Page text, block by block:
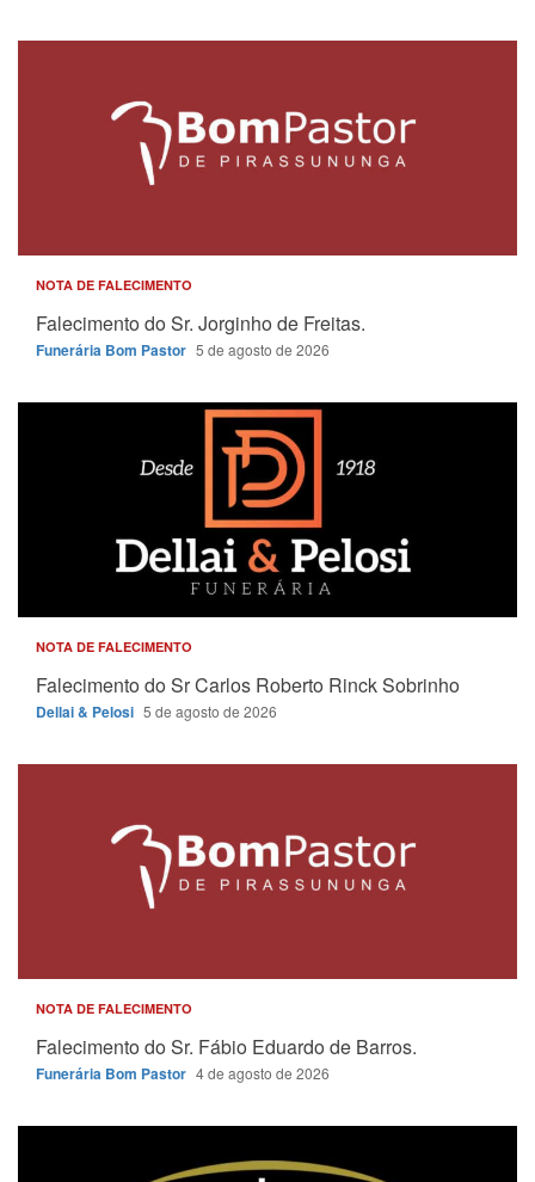
NOTA DE FALECIMENTO
Falecimento do Sr. Jorginho de Freitas.
Funerária Bom Pastor 5 de agosto de 2026
NOTA DE FALECIMENTO
Falecimento do Sr Carlos Roberto Rinck Sobrinho
Dellai & Pelosi 5 de agosto de 2026
NOTA DE FALECIMENTO
Falecimento do Sr. Fábio Eduardo de Barros.
Funerária Bom Pastor 4 de agosto de 2026